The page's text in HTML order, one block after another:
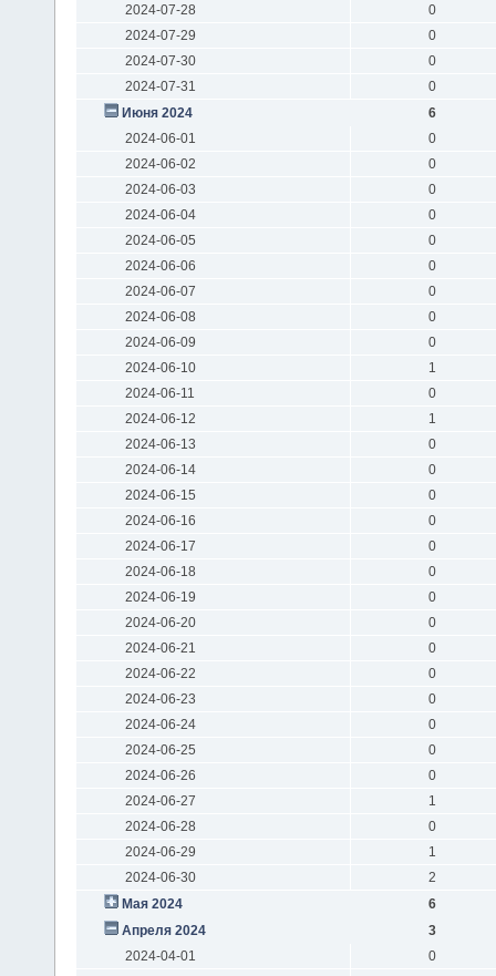
2024-07-28
0
2024-07-29
0
2024-07-30
0
2024-07-31
0
Июня 2024
6
2024-06-01
0
2024-06-02
0
2024-06-03
0
2024-06-04
0
2024-06-05
0
2024-06-06
0
2024-06-07
0
2024-06-08
0
2024-06-09
0
2024-06-10
1
2024-06-11
0
2024-06-12
1
2024-06-13
0
2024-06-14
0
2024-06-15
0
2024-06-16
0
2024-06-17
0
2024-06-18
0
2024-06-19
0
2024-06-20
0
2024-06-21
0
2024-06-22
0
2024-06-23
0
2024-06-24
0
2024-06-25
0
2024-06-26
0
2024-06-27
1
2024-06-28
0
2024-06-29
1
2024-06-30
2
Мая 2024
6
Апреля 2024
3
2024-04-01
0